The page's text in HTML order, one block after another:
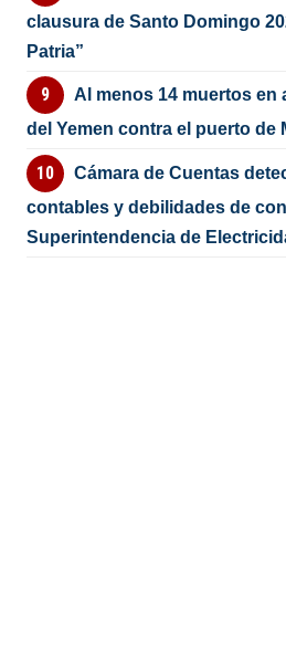
clausura de Santo Domingo
Patria”
Al menos 14 muertos en
del Yemen contra el puerto de
Cámara de Cuentas
contables y debilidades de
Superintendencia de